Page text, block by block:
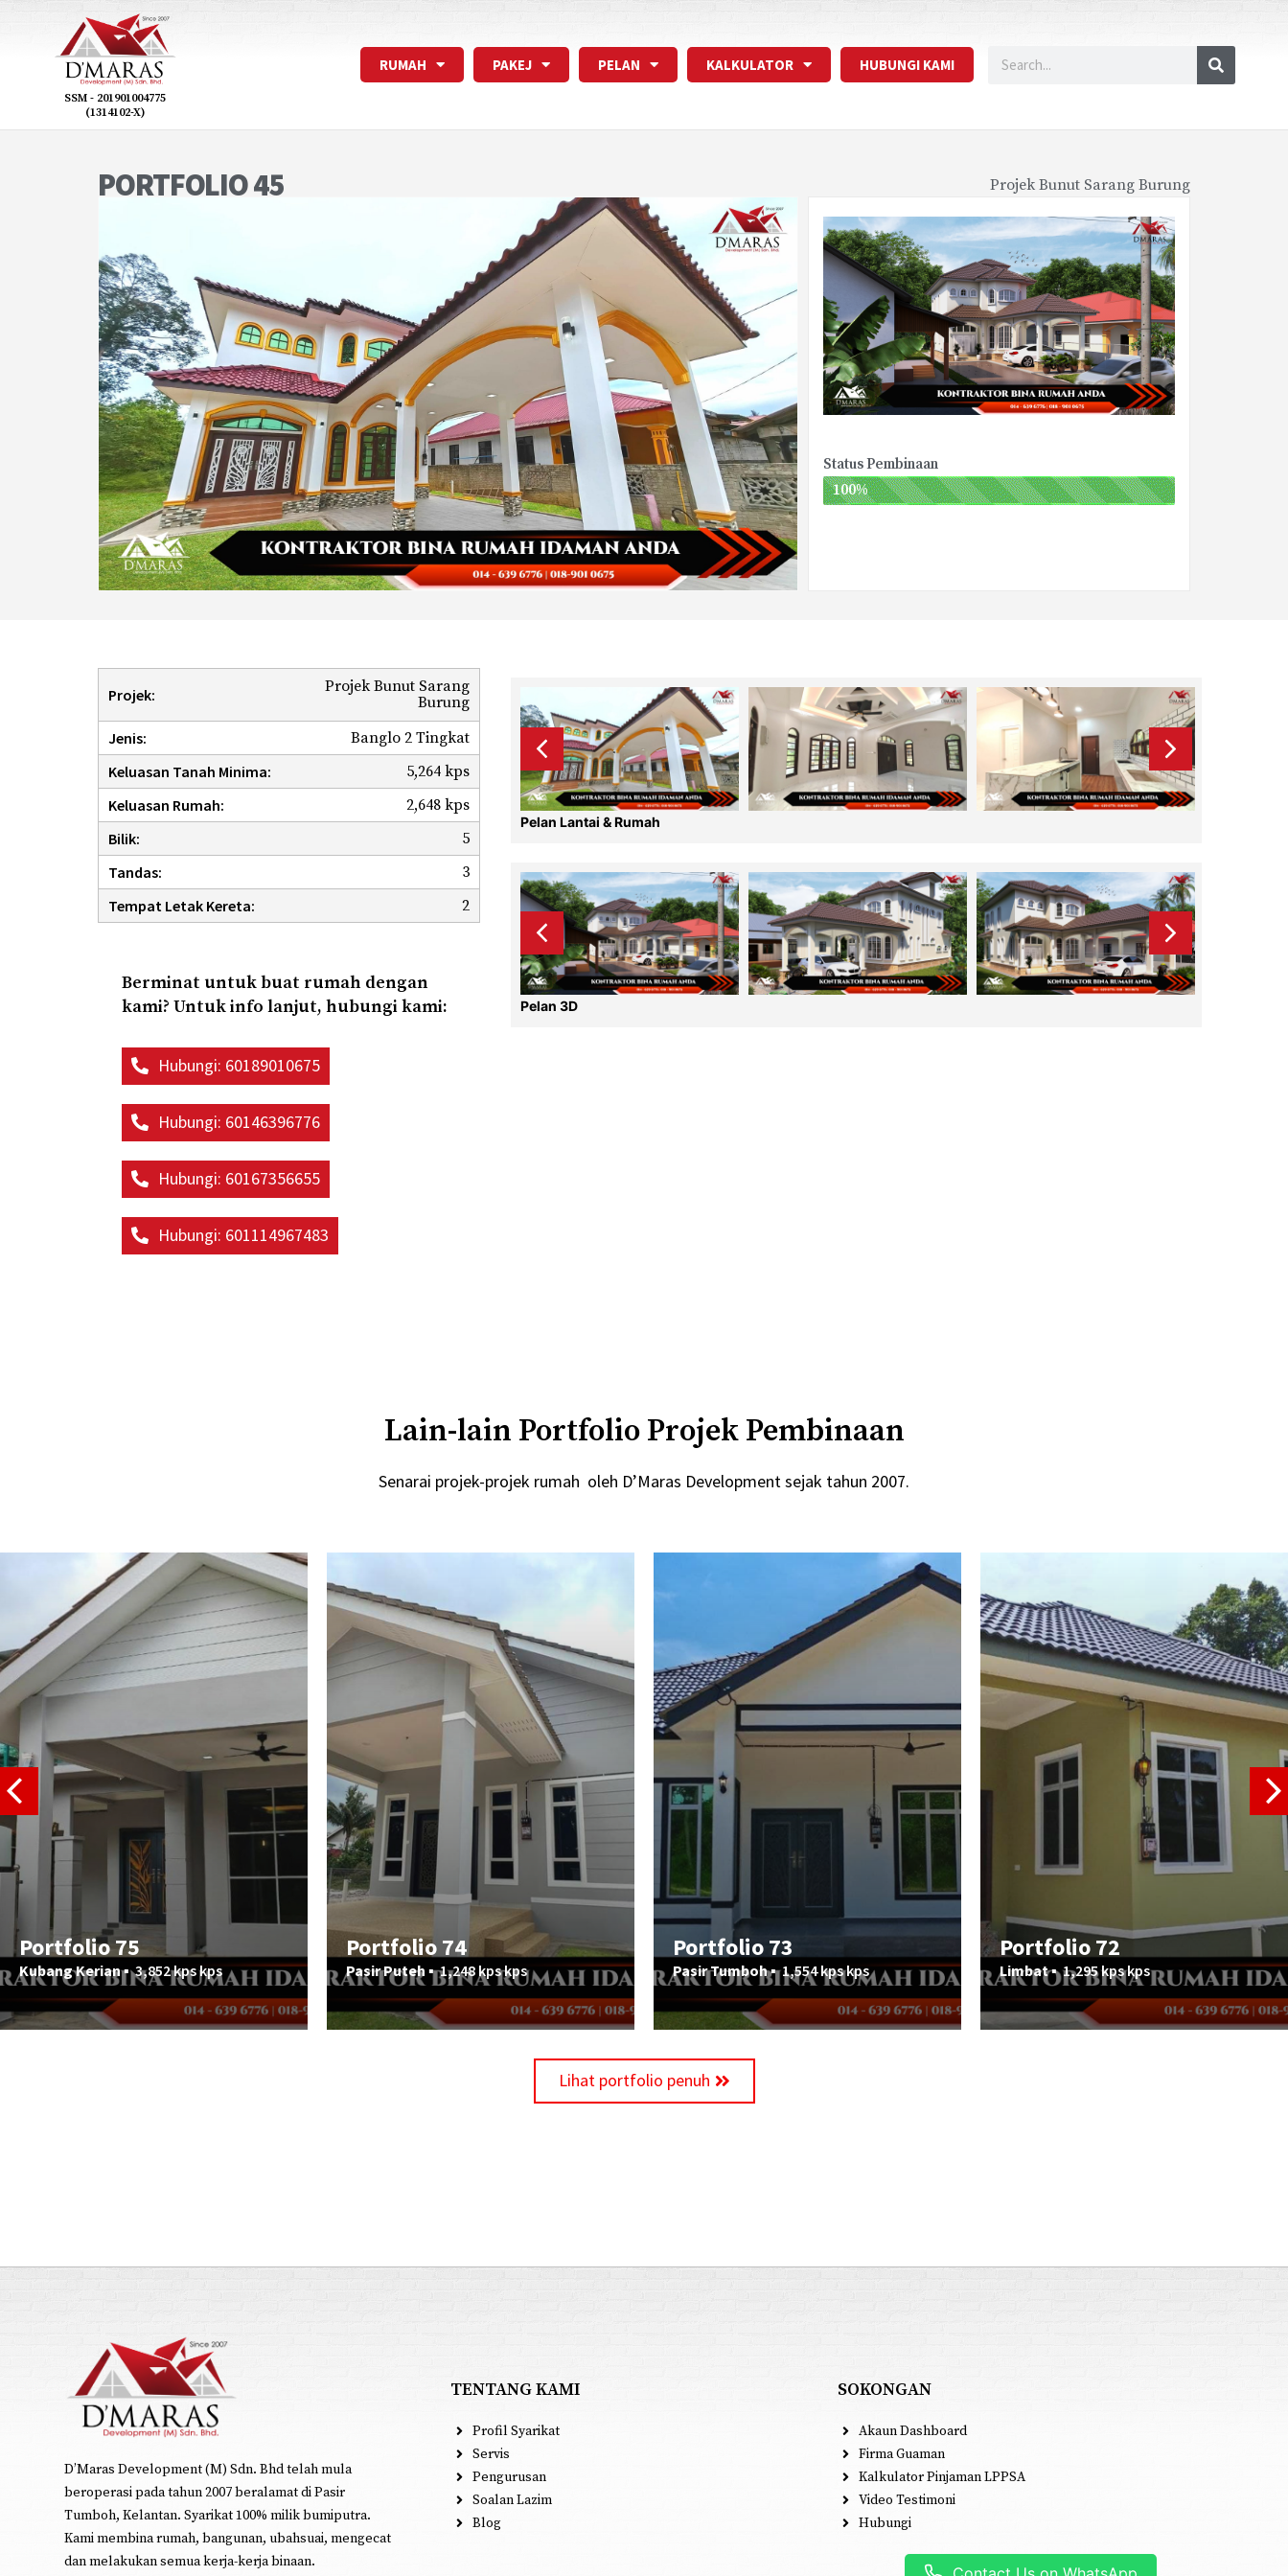
SSM - 201901004775
(1314102-X)
RUMAH PAKEJ PELAN KALKULATOR HUBUNGI KAMI
PORTFOLIO 45 Projek Bunut Sarang Burung
Status Pembinaan
100%
Projek:
Projek Bunut Sarang
Burung
Jenis:
Banglo 2 Tingkat
Keluasan Tanah Minima:
5,264 kps
Keluasan Rumah:
2,648 kps
Bilik:
5
Tandas:
3
Tempat Letak Kereta:
2
Berminat untuk buat rumah dengan
kami? Untuk info lanjut, hubungi kami:
Hubungi: 60189010675
Hubungi: 60146396776
Hubungi: 60167356655
Hubungi: 601114967483
Pelan Lantai & Rumah
Pelan 3D
Lain-lain Portfolio Projek Pembinaan
Senarai projek-projek rumah oleh D’Maras Development sejak tahun 2007.
Portfolio 75
Kubang Kerian ▪︎3,852 kps kps
Portfolio 74
Pasir Puteh ▪︎1,248 kps kps
Portfolio 73
Pasir Tumboh ▪︎1,554 kps kps
Portfolio 72
Limbat ▪︎1,295 kps kps
Lihat portfolio penuh
D’Maras Development (M) Sdn. Bhd telah mula
beroperasi pada tahun 2007 beralamat di Pasir
Tumboh, Kelantan. Syarikat 100% milik bumiputra.
Kami membina rumah, bangunan, ubahsuai, mengecat
dan melakukan semua kerja-kerja binaan.
TENTANG KAMI
Profil Syarikat
Servis
Pengurusan
Soalan Lazim
Blog
SOKONGAN
Akaun Dashboard
Firma Guaman
Kalkulator Pinjaman LPPSA
Video Testimoni
Hubungi